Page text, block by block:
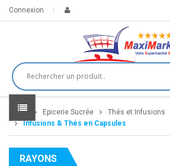
Connexion
Home Epicerie Sucrée
Thés et Infusions
Infusions & Thés en Capsules
RAYONS